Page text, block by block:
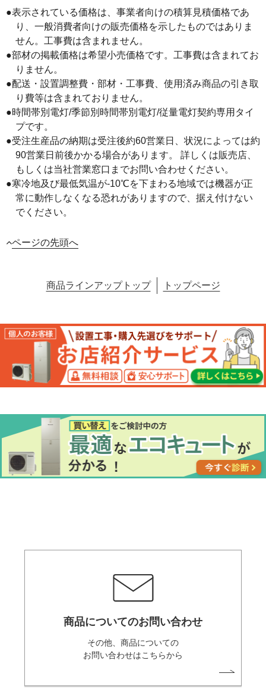
●表示されている価格は、事業者向けの積算見積価格であ
り、一般消費者向けの販売価格を示したものではありま
せん。工事費は含まれません。
●部材の掲載価格は希望小売価格です。工事費は含まれてお
りません。
●配送・設置調整費・部材・工事費、使用済み商品の引き取
り費等は含まれておりません。
●時間帯別電灯/季節別時間帯別電灯/従量電灯契約専用タイ
プです。
●受注生産品の納期は受注後約60営業日、状況によっては約
90営業日前後かかる場合があります。 詳しくは販売店、
もしくは当社営業窓口までお問い合わせください。
●寒冷地及び最低気温が-10℃を下まわる地域では機器が正
常に動作しなくなる恐れがありますので、据え付けない
でください。
ページの先頭へ
商品ラインアップトップ トップページ
商品についてのお問い合わせ
その他、商品についての
お問い合わせはこちらから